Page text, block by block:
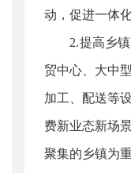
动，促进一体化
2.提高乡镇
贸中心、大中
加工、配送等
费新业态新场
聚集的乡镇为